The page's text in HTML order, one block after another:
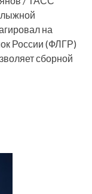
лыжной
на
России (ФЛГР)
сборной